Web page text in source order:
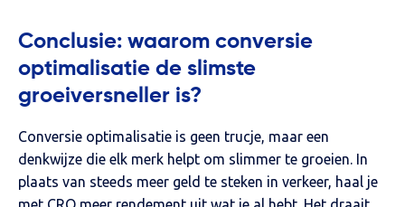
Conclusie: waarom conversie
optimalisatie de slimste
groeiversneller is?
Conversie optimalisatie is geen trucje, maar een
denkwijze die elk merk helpt om slimmer te groeien. In
plaats van steeds meer geld te steken in verkeer, haal je